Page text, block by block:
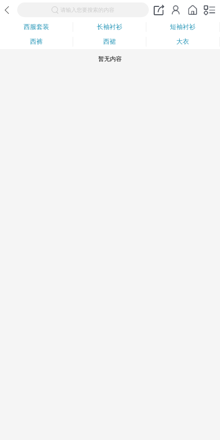
请输入您要搜索的内容
西服套装 长袖衬衫
短袖衬衫
西裤
西裙 大衣
暂无内容